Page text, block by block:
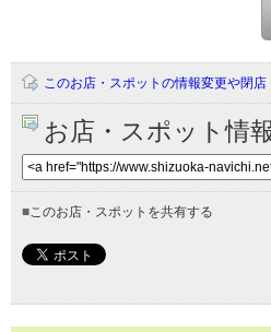
このお店・スポットの情報変更や閉店
お店・スポット情
■このお店・スポットを共有する